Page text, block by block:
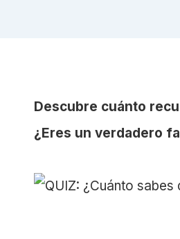
Descubre cuánto
¿Eres un verdadero